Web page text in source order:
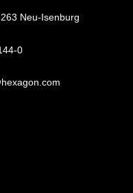
Neu-Isenburg
0